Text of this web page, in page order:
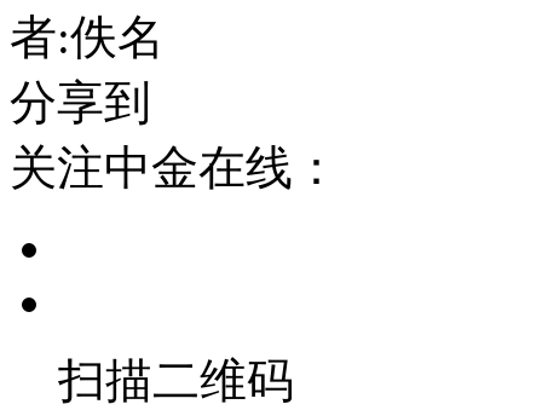
者:佚名
分享到
关注中金在线：
扫描二维码